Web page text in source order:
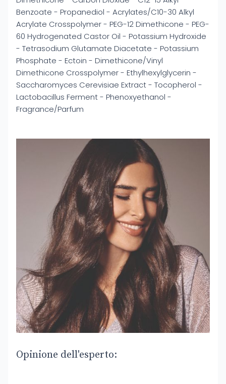
Benzoate - Propanediol - Acrylates/C10-30 Alkyl
Acrylate Crosspolymer - PEG-12 Dimethicone - PEG-
60 Hydrogenated Castor Oil - Potassium Hydroxide
- Tetrasodium Glutamate Diacetate - Potassium
Phosphate - Ectoin - Dimethicone/Vinyl
Dimethicone Crosspolymer - Ethylhexylglycerin -
Saccharomyces Cerevisiae Extract - Tocopherol -
Lactobacillus Ferment - Phenoxyethanol -
Fragrance/Parfum
Opinione dell'esperto: